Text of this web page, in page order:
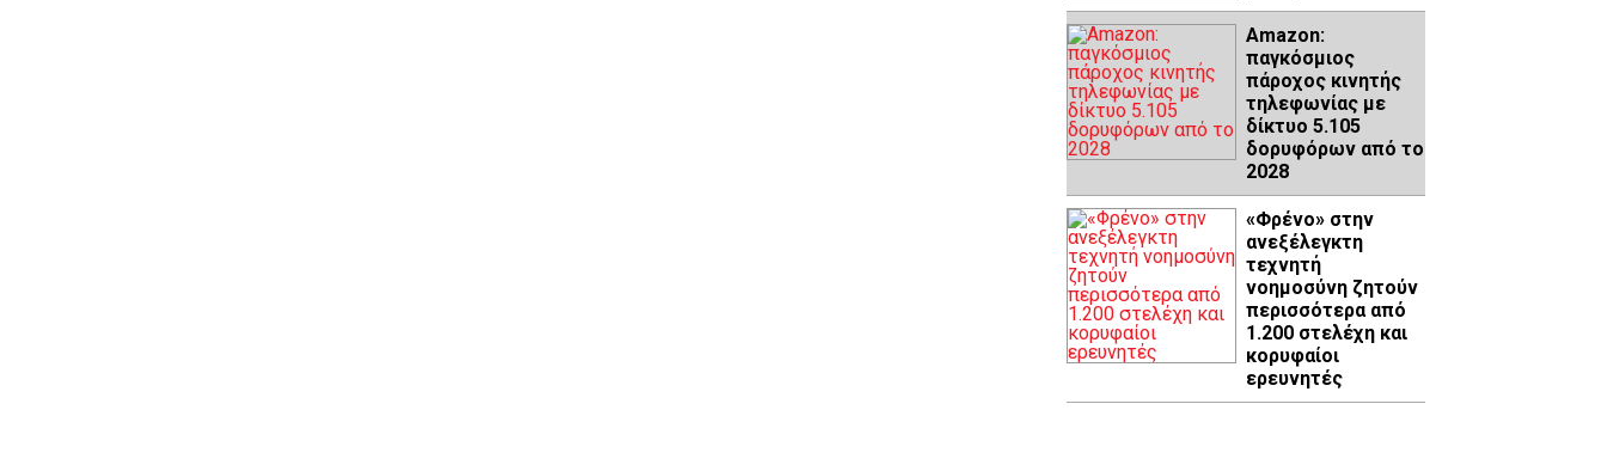
Amazon:
παγκόσμιος
πάροχος κινητής
τηλεφωνίας με
δίκτυο 5.105
δορυφόρων από το
2028
«Φρένο» στην
ανεξέλεγκτη
τεχνητή
νοημοσύνη ζητούν
περισσότερα από
1.200 στελέχη και
κορυφαίοι
ερευνητές